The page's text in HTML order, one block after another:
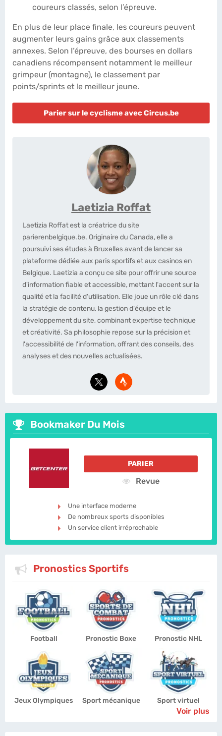
coureurs classés, selon l’épreuve.
En plus de leur place finale, les coureurs peuvent
augmenter leurs gains grâce aux classements
annexes. Selon l’épreuve, des bourses en dollars
canadiens récompensent notamment le meilleur
grimpeur (montagne), le classement par
points/sprints et le meilleur jeune.
Parier sur le cyclisme avec Circus.be
Laetizia Roffat
Laetizia Roffat est la créatrice du site
parierenbelgique.be. Originaire du Canada, elle a
poursuivi ses études à Bruxelles avant de lancer sa
plateforme dédiée aux paris sportifs et aux casinos en
Belgique. Laetizia a conçu ce site pour offrir une source
d'information fiable et accessible, mettant l'accent sur la
qualité et la facilité d'utilisation. Elle joue un rôle clé dans
la stratégie de contenu, la gestion d'équipe et le
développement du site, combinant expertise technique
et créativité. Sa philosophie repose sur la précision et
l'accessibilité de l'information, offrant des conseils, des
analyses et des nouvelles actualisées.
Bookmaker Du Mois
PARIER
Revue
Une interface moderne
De nombreux sports disponibles
Un service client irréprochable
Pronostics Sportifs
Football Pronostic Boxe Pronostic NHL
Jeux Olympiques Sport mécanique Sport virtuel
Voir plus